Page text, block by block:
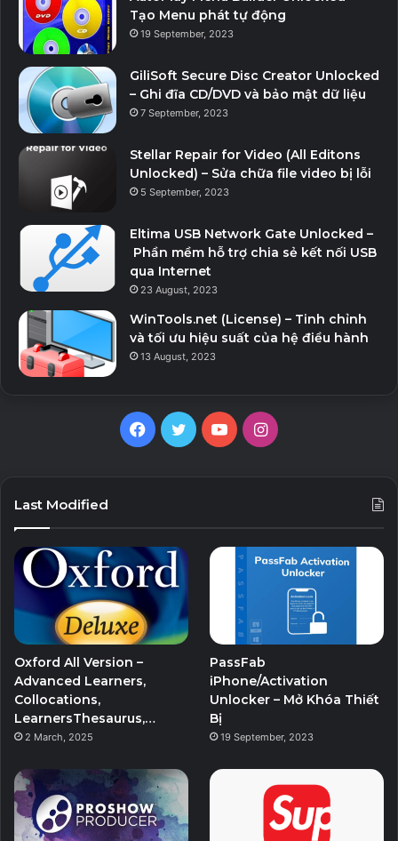
thế giới.
dụng ngoại tuyến để xem dự báo mà không cần internet.
Quyền: yêu cầu quyền tối thiểu.
Dùng thử Flowx Today: trực quan hóa dự báo và hiểu các
hệ thống thời tiết – đó là cách thông minh để lập kế hoạch
về tình hình thời tiết.
Thời tiết
Tạo Menu phát tự động
19 September, 2023
GiliSoft Secure Disc Creator Unlocked
– Ghi đĩa CD/DVD và bảo mật dữ liệu
7 September, 2023
Stellar Repair for Video (All Editons
Unlocked) – Sửa chữa file video bị lỗi
5 September, 2023
Eltima USB Network Gate Unlocked –
Phần mềm hỗ trợ chia sẻ kết nối USB
qua Internet
23 August, 2023
WinTools.net (License) – Tinh chỉnh
và tối ưu hiệu suất của hệ điều hành
13 August, 2023
Facebook
TwitterYouTubeInstagram
Last Modified
Oxford All Version –
Advanced Learners,
Collocations,
LearnersThesaurus,…
2 March, 2025
PassFab
iPhone/Activation
Unlocker – Mở Khóa Thiết
Bị
19 September, 2023